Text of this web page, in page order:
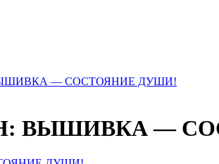
— СОСТОЯНИЕ ДУШИ!
ВЫШИВКА —